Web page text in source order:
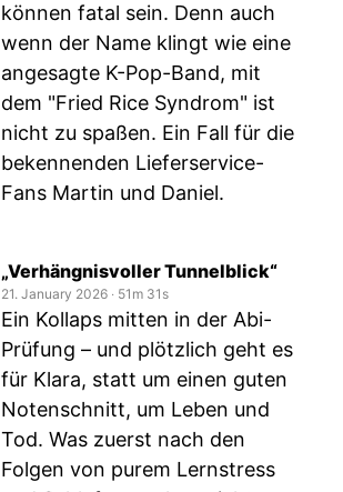
können fatal sein. Denn auch
wenn der Name klingt wie eine
angesagte K-Pop-Band, mit
dem "Fried Rice Syndrom" ist
nicht zu spaßen. Ein Fall für die
bekennenden Lieferservice-
Fans Martin und Daniel.
„Verhängnisvoller Tunnelblick“
21. January 2026 ‧ 51m 31s
Ein Kollaps mitten in der Abi-
Prüfung – und plötzlich geht es
für Klara, statt um einen guten
Notenschnitt, um Leben und
Tod. Was zuerst nach den
Folgen von purem Lernstress